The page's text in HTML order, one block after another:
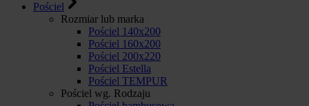
Pościel
Rozmiar lub marka
Pościel 140x200
Pościel 160x200
Pościel 200x220
Pościel Estella
Pościel TEMPUR
Pościel wg. Rodzaju